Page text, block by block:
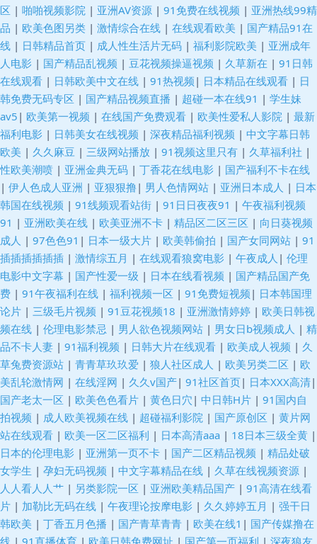
区 | 啪啪视频影院 | 亚洲AV资源 | 91免费在线视频 | 亚洲热线99精
品 | 欧美色图另类 | 激情综合在线 | 在线观看欧美 | 国产精品91在
线 | 日韩精品首页 | 成人性生活片无码 | 福利影院欧美 | 亚洲成年
人电影 | 国产精品乱视频 | 豆花视频操逼视频 | 久草新在 | 91日韩
在线观看 | 日韩欧美中文在线 | 91热视频 | 日本精品在线观看 | 日
韩免费无码专区 | 国产精品视频直播 | 超碰一本在线91 | 学生妹
av5 | 欧美第一视频 | 在线国产免费观看 | 欧美性爱私人影院 | 最新
福利电影 | 日韩美女在线视频 | 深夜精品福利视频 | 中文字幕日韩
欧美 | 久久麻豆 | 三级网站播放 | 91视频这里只有 | 久草福利社 |
性欧美潮喷 | 亚洲金典无码 | 丁香花在线电影 | 国产福利不卡在线
| 伊人色成人亚洲 | 亚狠狠撸| 男人色情网站 | 亚洲日本成人 | 日本
韩国在线视频 | 91线频观看站街 | 91日日夜夜91 | 午夜福利视频
91 | 亚洲欧美在线 | 欧美亚洲不卡 | 精品区二区三区 | 向日葵视频
成人 | 97色色91 | 日本一级大片 | 欧美韩偷拍 | 国产女同网站 | 91
插插插插插插 | 激情综五月 | 在线观看狼窝电影 | 午夜成人 | 伦理
电影中文字幕 | 国产性爱一级 | 日本在线看视频 | 国产精品国产免
费 | 91午夜福利在线 | 福利视频一区 | 91免费短视频 | 日本韩国理
论片 | 三级毛片视频 | 91豆花视频18 | 亚洲激情婷婷 | 欧美日韩视
频在线 | 伦理电影禁忌 | 男人欲色视频网站 | 男女日b视频成人 | 精
品不卡人妻 | 91福利视频 | 日韩大片在线观看 | 欧美成人视频 | 久
草兔费资源站 | 青青草玖玖爱 | 狼人社区成人 | 欧美另类二区 | 欧
美乱轮激情网 | 在线淫网 | 久久v国产| 91社区首页| 日本XXX高清|
国产老太一区 | 欧美色色看片 | 黄色日穴 | 中日韩H片 | 91国内自
拍视频 | 成人欧美视频在线 | 超碰福利影院 | 国产原创区 | 黄片网
站在线观看 | 欧美一区二区福利 | 日本高清aaa | 18日本三级全黄 |
日本的伦理电影 | 亚洲第一页不卡 | 国产二区精品视频 | 精品处破
女学生 | 孕妇无码视频 | 中文字幕精品在线 | 久草在线视频资源 |
人人看人人艹 | 另类影院一区 | 亚洲欧美精品国产 | 91高清在线看
片 | 加勒比无码在线 | 午夜理论按摩电影 | 久久婷婷五月 | 强干日
韩欧美 | 丁香五月色播 | 国产青草青青 | 欧美在线1 | 国产传媒撸在
线 | 91直播体育 | 欧美日韩免费网址 | 国产第一页福利 | 深夜狼友